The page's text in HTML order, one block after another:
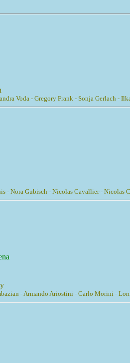
Voda - Gregory Frank - Sonja Gerlach -
- Nora Gubisch - Nicolas Cavallier - Nicolas
- Armando Ariostini - Carlo Morini -